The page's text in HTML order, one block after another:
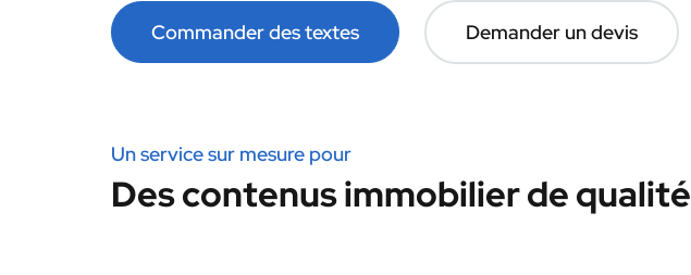
Commander des textes Demander un devis
Un service sur mesure pour
Des contenus immobilier de qualité